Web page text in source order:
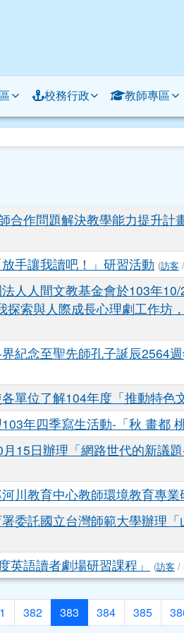
校務行政 教師專區
合作問題解決教學能力提升
手讓我讀吧！」研習活動 (訪客
人人間文教基金會於103年
索與人際成長心理劇工作坊
紀念至聖先師孔子誕辰2564
單位了解104年度「推動特色
年四季寫生活動-「秋 畫都
15日辦理「網路世代的新議
河川教育中心教師環境教育專業
委託國立台灣師範大學辦理「
英語讀者劇場研習課程」 (訪客 /
382 383 (目前頁次)
384 385